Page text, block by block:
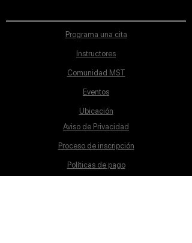
Programa una cita
Instructores
Comunidad MST
Eventos
Ubicación
Aviso de Privacidad
Proceso de inscripción
Políticas de pago